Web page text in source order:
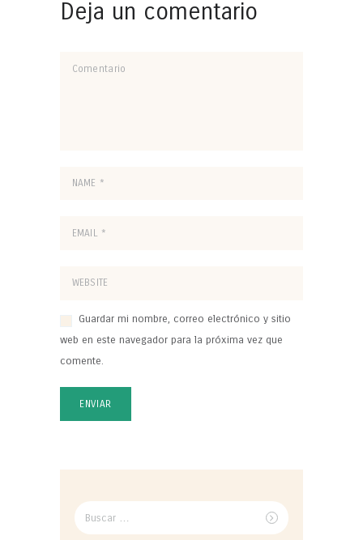
Deja un comentario
Guardar mi nombre, correo electrónico y sitio
web en este navegador para la próxima vez que
comente.
Buscar